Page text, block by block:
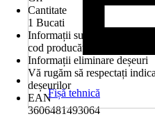
Cantitate
1 Bucati
Informații suplimentare
cod producător EZ9F32325
Informații eliminare deșeuri
Vă rugăm să respectați
deșeurilor
EAN
3606481493064
Fișă tehnică